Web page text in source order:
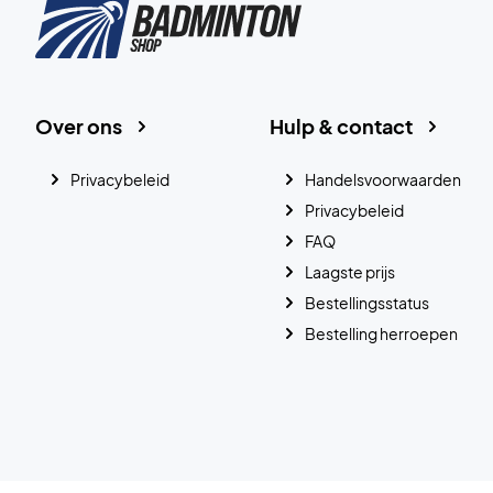
Hulp & contact
Handelsvoorwaarden
Privacybeleid
FAQ
Laagste prijs
Bestellingsstatus
Bestelling herroepen
Over ons
Privacybeleid